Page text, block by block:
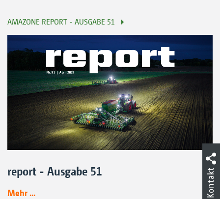
AMAZONE REPORT - AUSGABE 51
report - Ausgabe 51
Mehr ... Kontakt